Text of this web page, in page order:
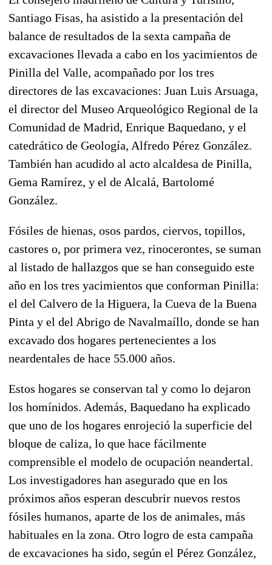
Santiago Fisas, ha asistido a la presentación del
balance de resultados de la sexta campaña de
excavaciones llevada a cabo en los yacimientos de
Pinilla del Valle, acompañado por los tres
directores de las excavaciones: Juan Luis Arsuaga,
el director del Museo Arqueológico Regional de la
Comunidad de Madrid, Enrique Baquedano, y el
catedrático de Geología, Alfredo Pérez González.
También han acudido al acto alcaldesa de Pinilla,
Gema Ramírez, y el de Alcalá, Bartolomé
González.
Fósiles de hienas, osos pardos, ciervos, topillos,
castores o, por primera vez, rinocerontes, se suman
al listado de hallazgos que se han conseguido este
año en los tres yacimientos que conforman Pinilla:
el del Calvero de la Higuera, la Cueva de la Buena
Pinta y el del Abrigo de Navalmaíllo, donde se han
excavado dos hogares pertenecientes a los
neardentales de hace 55.000 años.
Estos hogares se conservan tal y como lo dejaron
los homínidos. Además, Baquedano ha explicado
que uno de los hogares enrojeció la superficie del
bloque de caliza, lo que hace fácilmente
comprensible el modelo de ocupación neandertal.
Los investigadores han asegurado que en los
próximos años esperan descubrir nuevos restos
fósiles humanos, aparte de los de animales, más
habituales en la zona. Otro logro de esta campaña
de excavaciones ha sido, según el Pérez González,